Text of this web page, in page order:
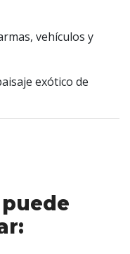
vehículos y
exótico de